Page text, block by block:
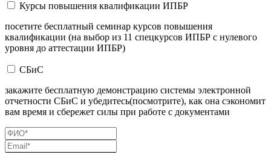
Курсы повышения квалификации ИПБР
посетите бесплатный семинар курсов повышения
квалификации (на выбор из 11 спецкурсов ИПБР с нулевого
уровня до аттестации ИПБР)
СБиС
закажите бесплатную демонстрацию системы электронной
отчетности СБиС и убедитесь(посмотрите), как она сэкономит
вам время и сбережет силы при работе с документами